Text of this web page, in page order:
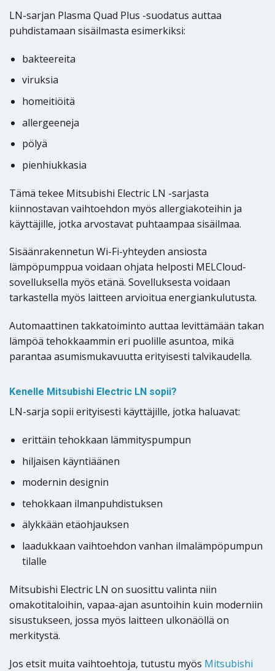
LN-sarjan Plasma Quad Plus -suodatus auttaa
puhdistamaan sisäilmasta esimerkiksi:
bakteereita
viruksia
homeitiöitä
allergeeneja
pölyä
pienhiukkasia
Tämä tekee Mitsubishi Electric LN -sarjasta
kiinnostavan vaihtoehdon myös allergiakoteihin ja
käyttäjille, jotka arvostavat puhtaampaa sisäilmaa.
Sisäänrakennetun Wi-Fi-yhteyden ansiosta
lämpöpumppua voidaan ohjata helposti MELCloud-
sovelluksella myös etänä. Sovelluksesta voidaan
tarkastella myös laitteen arvioitua energiankulutusta.
Automaattinen takkatoiminto auttaa levittämään takan
lämpöä tehokkaammin eri puolille asuntoa, mikä
parantaa asumismukavuutta erityisesti talvikaudella.
Kenelle Mitsubishi Electric LN sopii?
LN-sarja sopii erityisesti käyttäjille, jotka haluavat:
erittäin tehokkaan lämmityspumpun
hiljaisen käyntiäänen
modernin designin
tehokkaan ilmanpuhdistuksen
älykkään etäohjauksen
laadukkaan vaihtoehdon vanhan ilmalämpöpumpun
tilalle
Mitsubishi Electric LN on suosittu valinta niin
omakotitaloihin, vapaa-ajan asuntoihin kuin moderniin
sisustukseen, jossa myös laitteen ulkonäöllä on
merkitystä.
Jos etsit muita vaihtoehtoja, tutustu myös Mitsubishi